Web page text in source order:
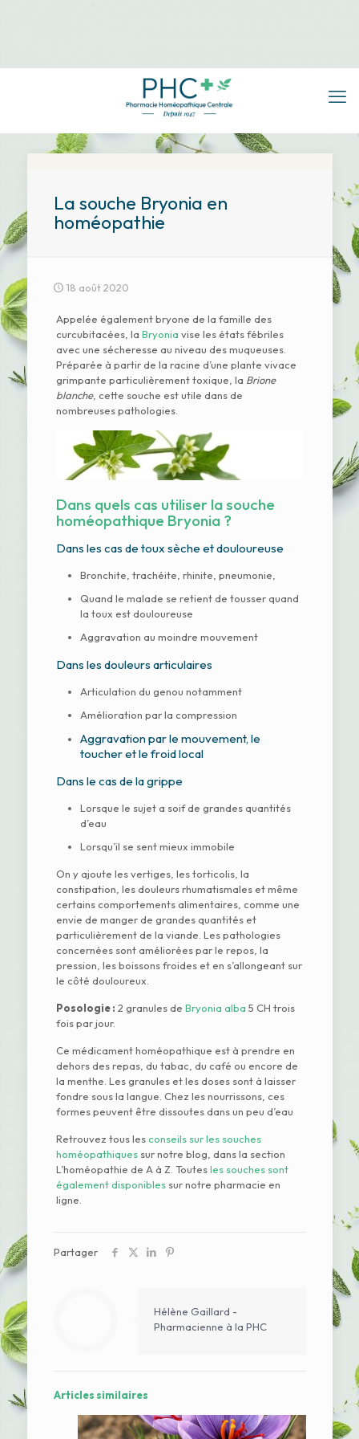
La souche Bryonia en
homéopathie
18 août 2020
Appelée également bryone de la famille des
curcubitacées, la Bryonia vise les états fébriles
avec une sécheresse au niveau des muqueuses.
Préparée à partir de la racine d’une plante vivace
grimpante particulièrement toxique, la Brione
blanche, cette souche est utile dans de
nombreuses pathologies.
Dans quels cas utiliser la souche
homéopathique Bryonia?
Dans les cas de toux sèche et douloureuse
Bronchite, trachéite, rhinite, pneumonie,
Quand le malade se retient de tousser quand
la toux est douloureuse
Aggravation au moindre mouvement
Dans les douleurs articulaires
Articulation du genou notamment
Amélioration par la compression
Aggravation par le mouvement, le
toucher et le froid local
Dans le cas de la grippe
Lorsque le sujet a soif de grandes quantités
d’eau
Lorsqu’il se sent mieux immobile
On y ajoute les vertiges, les torticolis, la
constipation, les douleurs rhumatismales et même
certains comportements alimentaires, comme une
envie de manger de grandes quantités et
particulièrement de la viande. Les pathologies
concernées sont améliorées par le repos, la
pression, les boissons froides et en s’allongeant sur
le côté douloureux.
Posologie : 2 granules de Bryonia alba 5 CH trois
fois par jour.
Ce médicament homéopathique est à prendre en
dehors des repas, du tabac, du café ou encore de
la menthe. Les granules et les doses sont à laisser
fondre sous la langue. Chez les nourrissons, ces
formes peuvent être dissoutes dans un peu d’eau
Retrouvez tous les conseils sur les souches
homéopathiquessur notre blog, dans la section
L’homéopathie de A à Z. Toutesles souches sont
également disponiblessur notre pharmacie en
ligne.
Partager
Hélène Gaillard -
Pharmacienne à la PHC
Articles similaires